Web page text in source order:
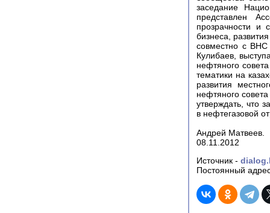
заседание
представлен
прозрачности и
бизнеса,
совместно с ВНС
Кулибаев,
нефтяного
тематики на
развития
нефтяного
утверждать, что
в нефтегазовой
Андрей Матвеев.
08.11.2012
Источник -
Постоянный